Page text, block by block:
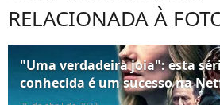
RELACIONADA À
"Uma verdadeira joia": esta
conhecida é um sucesso na